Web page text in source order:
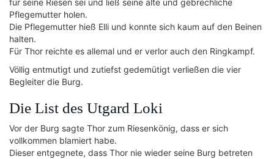
für seine Riesen sei und ließ seine alte und gebrechliche
Pflegemutter holen.
Die Pflegemutter hieß Elli und konnte sich kaum auf den Beinen
halten.
Für Thor reichte es allemal und er verlor auch den Ringkampf.
Völlig entmutigt und zutiefst gedemütigt verließen die vier
Begleiter die Burg.
Die List des Utgard Loki
Vor der Burg sagte Thor zum Riesenkönig, dass er sich
vollkommen blamiert habe.
Dieser entgegnete, dass Thor nie wieder seine Burg betreten